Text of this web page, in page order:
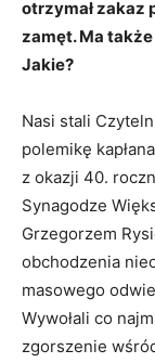
otrzymał zakaz
zamęt. Ma
Jakie?
Nasi stali
polemikę
z okazji 40.
Synagodze
Grzegorzem
obchodzenia
masowego
Wywołali co
zgorszenie